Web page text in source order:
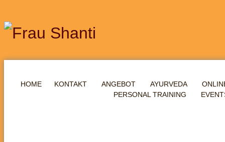
HOME KONTAKT ANGEBOT AYURVEDA
PERSONAL TRAINING